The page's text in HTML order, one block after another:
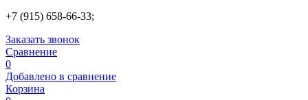
+7 (915) 658-66-33;
Заказать звонок
Сравнение
0
Добавлено в сравнение
Корзина